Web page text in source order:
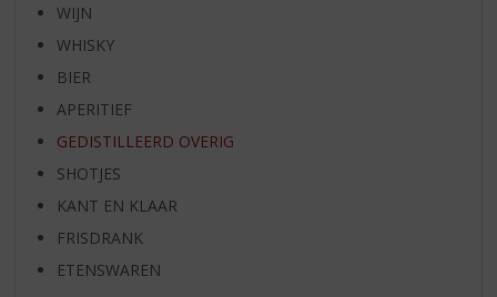
WIJN
WHISKY
BIER
APERITIEF
GEDISTILLEERD OVERIG
SHOTJES
KANT EN KLAAR
FRISDRANK
ETENSWAREN